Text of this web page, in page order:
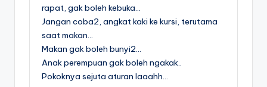
rapat, gak boleh kebuka…
Jangan coba2, angkat kaki ke kursi, terutama
saat makan…
Makan gak boleh bunyi2…
Anak perempuan gak boleh ngakak..
Pokoknya sejuta aturan laaahh…